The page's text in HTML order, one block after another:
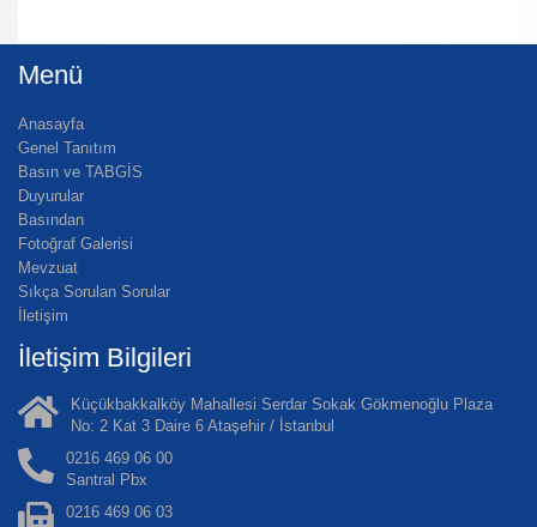
Menü
Anasayfa
Genel Tanıtım
Basın ve TABGİS
Duyurular
Basından
Fotoğraf Galerisi
Mevzuat
Sıkça Sorulan Sorular
İletişim
İletişim Bilgileri
Küçükbakkalköy Mahallesi Serdar Sokak Gökmenoğlu Plaza
No: 2 Kat 3 Daire 6 Ataşehir / İstanbul
0216 469 06 00
Santral Pbx
0216 469 06 03